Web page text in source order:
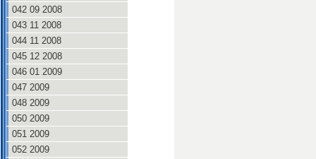
042 09 2008
043 11 2008
044 11 2008
045 12 2008
046 01 2009
047 2009
048 2009
050 2009
051 2009
052 2009